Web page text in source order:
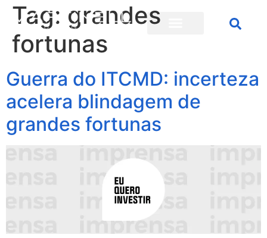
Tag: grandes
fortunas
Guerra do ITCMD: incerteza
acelera blindagem de
grandes fortunas